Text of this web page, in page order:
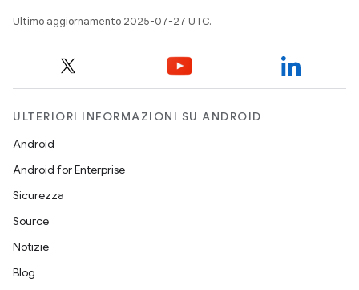
Ultimo aggiornamento 2025-07-27 UTC.
ULTERIORI INFORMAZIONI SU ANDROID
Android
Android for Enterprise
Sicurezza
Source
Notizie
Blog